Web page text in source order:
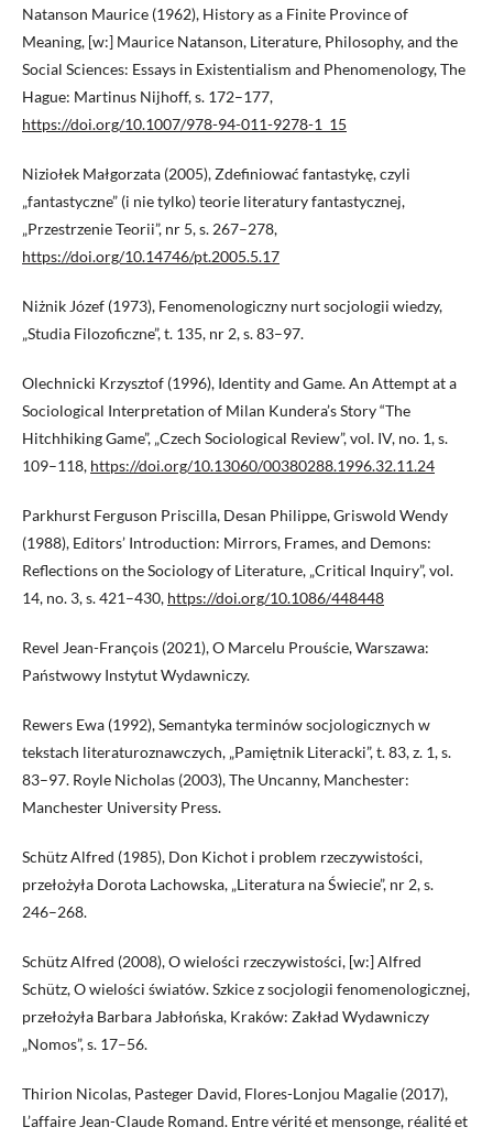
Natanson Maurice (1962), History as a Finite Province of
Meaning, [w:] Maurice Natanson, Literature, Philosophy, and the
Social Sciences: Essays in Existentialism and Phenomenology, The
Hague: Martinus Nijhoff, s. 172–177,
https://doi.org/10.1007/978-94-011-9278-1_15
Niziołek Małgorzata (2005), Zdefiniować fantastykę, czyli
„fantastyczne” (i nie tylko) teorie literatury fantastycznej,
„Przestrzenie Teorii”, nr 5, s. 267–278,
https://doi.org/10.14746/pt.2005.5.17
Niżnik Józef (1973), Fenomenologiczny nurt socjologii wiedzy,
„Studia Filozoficzne”, t. 135, nr 2, s. 83–97.
Olechnicki Krzysztof (1996), Identity and Game. An Attempt at a
Sociological Interpretation of Milan Kundera’s Story “The
Hitchhiking Game”, „Czech Sociological Review”, vol. IV, no. 1, s.
109–118, https://doi.org/10.13060/00380288.1996.32.11.24
Parkhurst Ferguson Priscilla, Desan Philippe, Griswold Wendy
(1988), Editors’ Introduction: Mirrors, Frames, and Demons:
Reflections on the Sociology of Literature, „Critical Inquiry”, vol.
14, no. 3, s. 421–430, https://doi.org/10.1086/448448
Revel Jean-François (2021), O Marcelu Prouście, Warszawa:
Państwowy Instytut Wydawniczy.
Rewers Ewa (1992), Semantyka terminów socjologicznych w
tekstach literaturoznawczych, „Pamiętnik Literacki”, t. 83, z. 1, s.
83–97. Royle Nicholas (2003), The Uncanny, Manchester:
Manchester University Press.
Schütz Alfred (1985), Don Kichot i problem rzeczywistości,
przełożyła Dorota Lachowska, „Literatura na Świecie”, nr 2, s.
246–268.
Schütz Alfred (2008), O wielości rzeczywistości, [w:] Alfred
Schütz, O wielości światów. Szkice z socjologii fenomenologicznej,
przełożyła Barbara Jabłońska, Kraków: Zakład Wydawniczy
„Nomos”, s. 17–56.
Thirion Nicolas, Pasteger David, Flores-Lonjou Magalie (2017),
L’affaire Jean-Claude Romand. Entre vérité et mensonge, réalité et